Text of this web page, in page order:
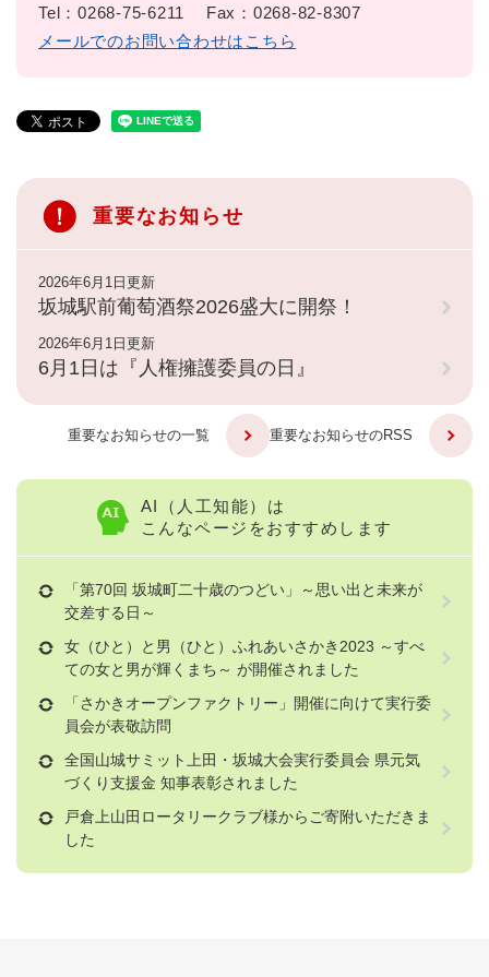
Tel：0268-75-6211
Fax：0268-82-8307
メールでのお問い合わせはこちら
重要なお知らせ
2026年6月1日更新
坂城駅前葡萄酒祭2026盛大に開祭！
2026年6月1日更新
6月1日は『人権擁護委員の日』
重要なお知らせの一覧 重要なお知らせのRSS
AI（人工知能）は
こんなページをおすすめします
「第70回 坂城町二十歳のつどい」～思い出と未来が
交差する日～
女（ひと）と男（ひと）ふれあいさかき2023 ～すべ
ての女と男が輝くまち～ が開催されました
「さかきオープンファクトリー」開催に向けて実行委
員会が表敬訪問
全国山城サミット上田・坂城大会実行委員会 県元気
づくり支援金 知事表彰されました
戸倉上山田ロータリークラブ様からご寄附いただきま
した